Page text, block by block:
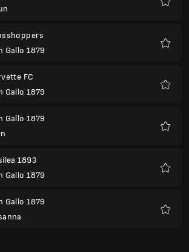
Gallo 1879
FC
Gallo 1879
Gallo 1879
1893
Gallo 1879
Gallo 1879